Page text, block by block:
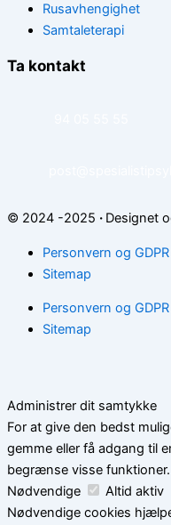
Rusavhengighet
Samtaleterapi
Ta kontakt
© 2024 -2025 · Designet
Personvern og GDPR
Sitemap
Personvern og GDPR
Sitemap
Administrer dit samtykke
For at give den bedst
gemme eller få adgang til
begrænse visse funktioner.
Nødvendige
Altid aktiv
Nødvendige cookies